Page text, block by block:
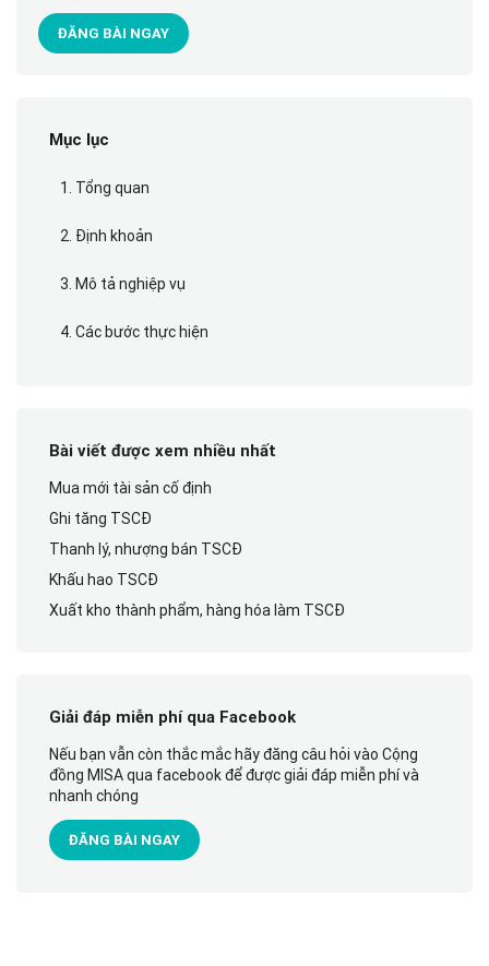
ĐĂNG BÀI NGAY
Mục lục
1. Tổng quan
2. Định khoản
3. Mô tả nghiệp vụ
4. Các bước thực hiện
Bài viết được xem nhiều nhất
Mua mới tài sản cố định
Ghi tăng TSCĐ
Thanh lý, nhượng bán TSCĐ
Khấu hao TSCĐ
Xuất kho thành phẩm, hàng hóa làm TSCĐ
Giải đáp miễn phí qua Facebook
Nếu bạn vẫn còn thắc mắc hãy đăng câu hỏi vào Cộng
đồng MISA qua facebook để được giải đáp miễn phí và
nhanh chóng
ĐĂNG BÀI NGAY